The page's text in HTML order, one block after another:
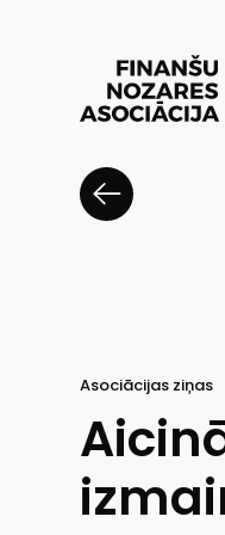
Asociācijas ziņas